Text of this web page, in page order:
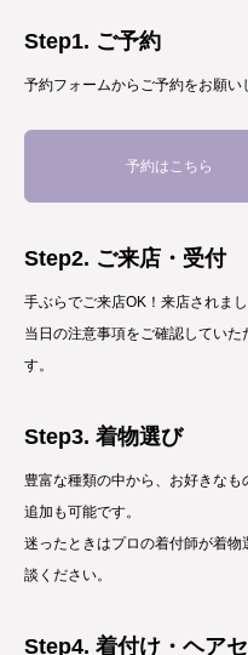
Step1. ご予約
予約フォームからご予約をお願い
予約はこちら
Step2. ご来店・受付
手ぶらでご来店OK！来店されま
当日の注意事項をご確認してい
す。
Step3. 着物選び
豊富な種類の中から、お好きな
追加も可能です。
迷ったときはプロの着付師が着
談ください。
Step4. 着付け・ヘア